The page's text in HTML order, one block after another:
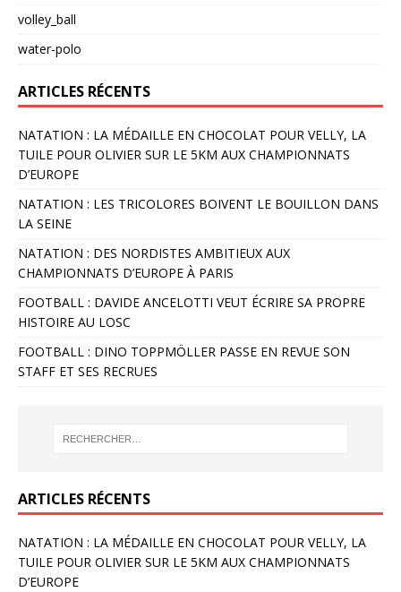
volley_ball
water-polo
ARTICLES RÉCENTS
NATATION : LA MÉDAILLE EN CHOCOLAT POUR VELLY, LA
TUILE POUR OLIVIER SUR LE 5KM AUX CHAMPIONNATS
D’EUROPE
NATATION : LES TRICOLORES BOIVENT LE BOUILLON DANS
LA SEINE
NATATION : DES NORDISTES AMBITIEUX AUX
CHAMPIONNATS D’EUROPE À PARIS
FOOTBALL : DAVIDE ANCELOTTI VEUT ÉCRIRE SA PROPRE
HISTOIRE AU LOSC
FOOTBALL : DINO TOPPMÖLLER PASSE EN REVUE SON
STAFF ET SES RECRUES
ARTICLES RÉCENTS
NATATION : LA MÉDAILLE EN CHOCOLAT POUR VELLY, LA
TUILE POUR OLIVIER SUR LE 5KM AUX CHAMPIONNATS
D’EUROPE